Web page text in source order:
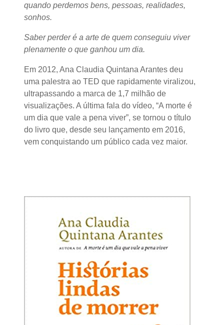
quando perdemos bens, pessoas, realidades,
sonhos.
Saber perder é a arte de quem conseguiu viver
plenamente o que ganhou um dia.
Em 2012, Ana Claudia Quintana Arantes deu
uma palestra ao TED que rapidamente viralizou,
ultrapassando a marca de 1,7 milhão de
visualizações. A última fala do vídeo, “A morte é
um dia que vale a pena viver”, se tornou o título
do livro que, desde seu lançamento em 2016,
vem conquistando um público cada vez maior.